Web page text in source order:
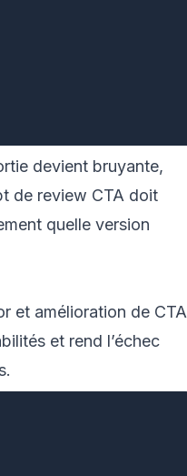
devient bruyante,
de review CTA doit
quelle version
et amélioration de CTA
et rend l’échec